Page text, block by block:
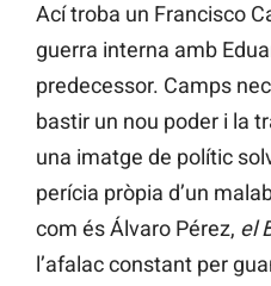
Ací troba un Francisco
guerra interna amb
predecessor. Camps
bastir un nou poder i la
una imatge de polític
perícia pròpia d’un
com és Álvaro Pérez, el
l’afalac constant per